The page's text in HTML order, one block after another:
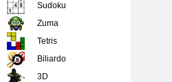
Sudoku
Zuma
Tetris
Biliardo
3D